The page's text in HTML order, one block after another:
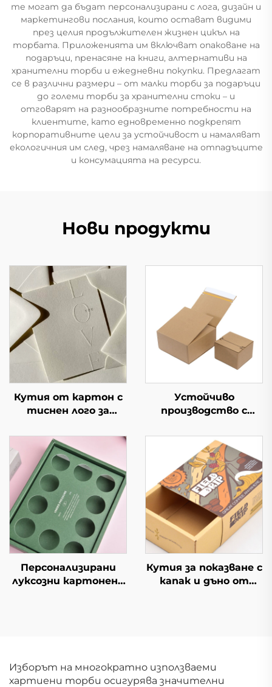
те могат да бъдат персонализирани с лога, дизайн и
маркетингови послания, които остават видими
през целия продължителен жизнен цикъл на
торбата. Приложенията им включват опаковане на
подаръци, пренасяне на книги, алтернативи на
хранителни торби и ежедневни покупки. Предлагат
се в различни размери – от малки торби за подаръци
до големи торби за хранителни стоки – и
отговарят на разнообразните потребности на
клиентите, като едновременно подкрепят
корпоративните цели за устойчивост и намаляват
екологичния им след, чрез намаляване на отпадъците
и консумацията на ресурси.
Нови продукти
Кутия от картон с
тиснен лого за
възможност за
персонализирано
брандиране, идеална
за луксозни подаръци
и дисплеи в
търговията
Устойчиво
производство с
Вълнеста кутия за
опаковане с цип и
лента за откъсване
Картонени кутии за
пратки
Персонализирани
луксозни картонени
Кутия за показване с
капак и дъно от
подарък за тенис и
голф топки
Изборът на многократно използваеми
хартиени торби осигурява значителни